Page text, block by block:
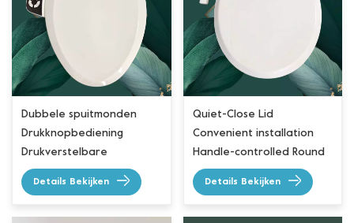
Dubbele spuitmonden
Drukknopbediening
Drukverstelbare
bidetzitting
Details Bekijken
Quiet-Close Lid
Convenient installation
Handle-controlled Round
Bidet Toilet Seat
Details Bekijken